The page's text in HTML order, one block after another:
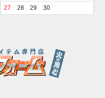
27
28 29 30